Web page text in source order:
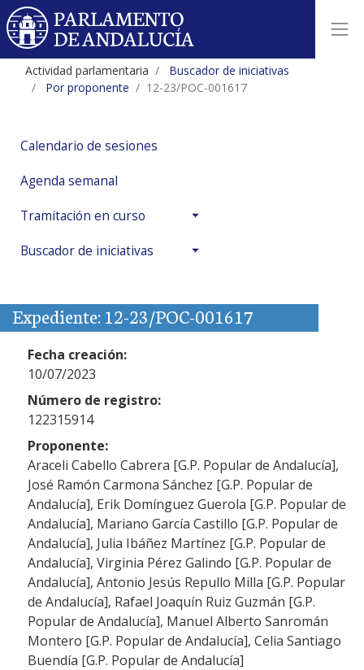
Actividad parlamentaria
Buscador de iniciativas
Por proponente
12-23/POC-001617
Calendario de sesiones
Agenda semanal
Tramitación en curso
Buscador de iniciativas
Expediente: 12-23/POC-001617
Fecha creación:
10/07/2023
Número de registro:
122315914
Proponente:
Araceli Cabello Cabrera [G.P. Popular de Andalucía],
José Ramón Carmona Sánchez [G.P. Popular de
Andalucía], Erik Domínguez Guerola [G.P. Popular de
Andalucía], Mariano García Castillo [G.P. Popular de
Andalucía], Julia Ibáñez Martínez [G.P. Popular de
Andalucía], Virginia Pérez Galindo [G.P. Popular de
Andalucía], Antonio Jesús Repullo Milla [G.P. Popular
de Andalucía], Rafael Joaquín Ruiz Guzmán [G.P.
Popular de Andalucía], Manuel Alberto Sanromán
Montero [G.P. Popular de Andalucía], Celia Santiago
Buendía [G.P. Popular de Andalucía]